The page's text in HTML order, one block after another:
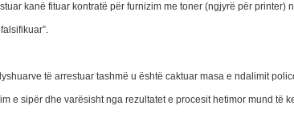
kanë fituar kontratë për furnizim me toner (ngjyrë për
të arrestuar tashmë u është caktuar masa e ndalimit
e sipër dhe varësisht nga rezultatet e procesit hetimor mund të